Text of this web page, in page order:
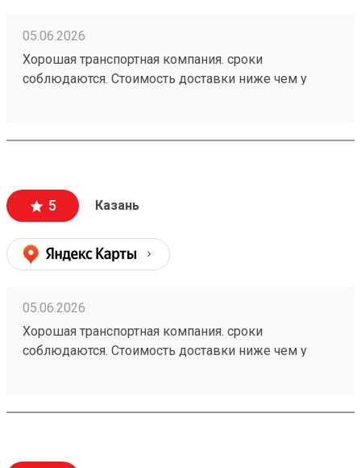
05.06.2026
Хорошая транспортная компания. сроки
соблюдаются. Стоимость доставки ниже чем у
260472502
5 Казань
05.06.2026
Хорошая транспортная компания. сроки
соблюдаются. Стоимость доставки ниже чем у